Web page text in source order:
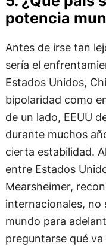
potencia
Antes de irse tan
sería el
Estados Unidos,
bipolaridad como
de un lado, EEUU
durante muchos
cierta estabilidad.
entre Estados
Mearsheimer,
internacionales, no
mundo para
preguntarse qué